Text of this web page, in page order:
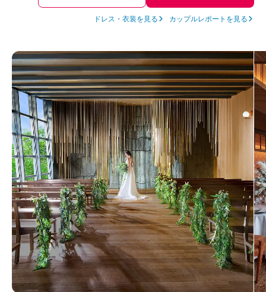
ドレス・衣装を見る カップルレポートを見る